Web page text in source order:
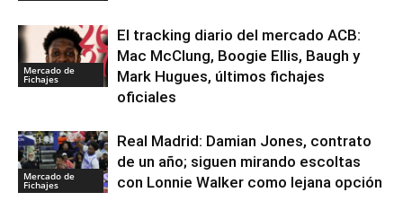
Mercado de
Fichajes
El tracking diario del mercado ACB:
Mac McClung, Boogie Ellis, Baugh y
Mark Hugues, últimos fichajes
oficiales
Mercado de
Fichajes
Real Madrid: Damian Jones, contrato
de un año; siguen mirando escoltas
con Lonnie Walker como lejana opción